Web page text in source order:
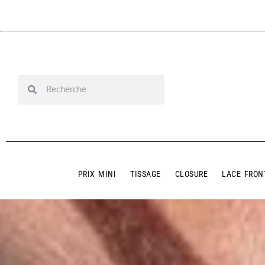
PRIX MINI TISSAGE CLOSURE LACE